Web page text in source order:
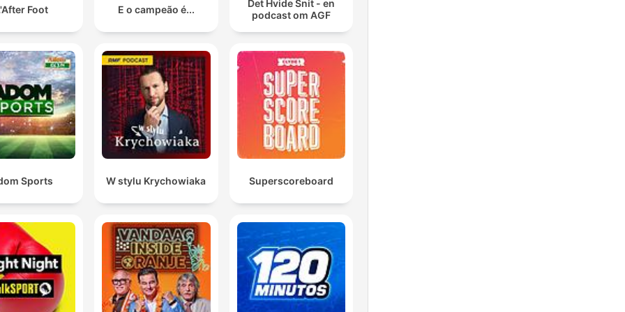
Foot E o campeão é...
Det Hvide Snit - en
podcast om AGF
Sports W stylu Krychowiaka Superscoreboard